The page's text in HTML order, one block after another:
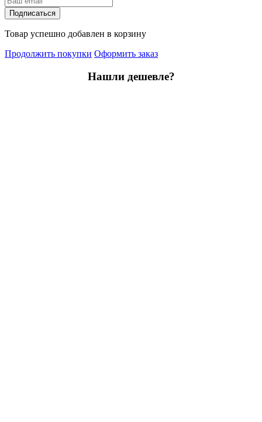
Подписаться
Товар успешно добавлен в корзину
Продолжить покупки Оформить заказ
Нашли дешевле?